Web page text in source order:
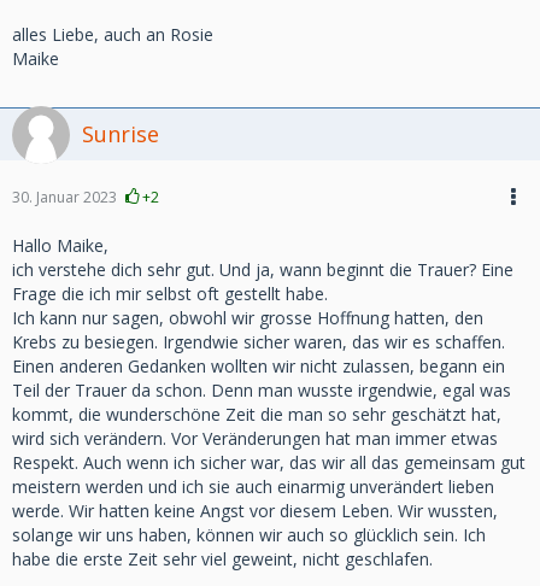
alles Liebe, auch an Rosie
Maike
Sunrise
30. Januar 2023 +2
Hallo Maike,
ich verstehe dich sehr gut. Und ja, wann beginnt die Trauer? Eine
Frage die ich mir selbst oft gestellt habe.
Ich kann nur sagen, obwohl wir grosse Hoffnung hatten, den
Krebs zu besiegen. Irgendwie sicher waren, das wir es schaffen.
Einen anderen Gedanken wollten wir nicht zulassen, begann ein
Teil der Trauer da schon. Denn man wusste irgendwie, egal was
kommt, die wunderschöne Zeit die man so sehr geschätzt hat,
wird sich verändern. Vor Veränderungen hat man immer etwas
Respekt. Auch wenn ich sicher war, das wir all das gemeinsam gut
meistern werden und ich sie auch einarmig unverändert lieben
werde. Wir hatten keine Angst vor diesem Leben. Wir wussten,
solange wir uns haben, können wir auch so glücklich sein. Ich
habe die erste Zeit sehr viel geweint, nicht geschlafen.